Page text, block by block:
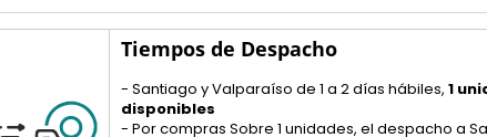
Tiempos de Despacho
- Santiago y Valparaíso de 1 a 2 días hábiles, 1
disponibles
- Por compras Sobre 1 unidades, el despacho a